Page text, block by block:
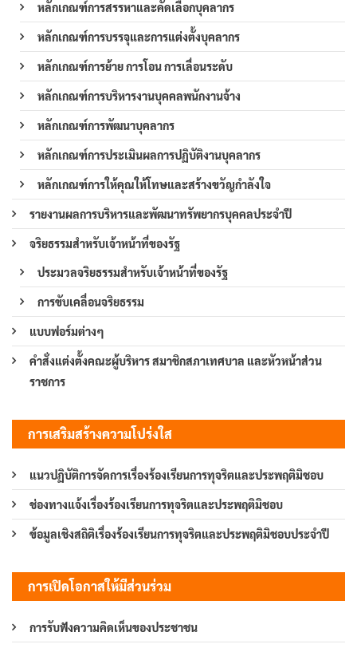
หลักเกณฑ์การสรรหาและคัดเลือกบุคลากร
หลักเกณฑ์การบรรจุและการแต่งตั้งบุคลากร
หลักเกณฑ์การย้าย การโอน การเลื่อนระดับ
หลักเกณฑ์การบริหารงานบุคคลพนักงานจ้าง
หลักเกณฑ์การพัฒนาบุคลากร
หลักเกณฑ์การประเมินผลการปฏิบัติงานบุคลากร
หลักเกณฑ์การให้คุณให้โทษและสร้างขวัญกำลังใจ
รายงานผลการบริหารและพัฒนาทรัพยากรบุคคลประจำปี
จริยธรรมสำหรับเจ้าหน้าที่ของรัฐ
ประมวลจริยธรรมสำหรับเจ้าหน้าที่ของรัฐ
การขับเคลื่อนจริยธรรม
แบบฟอร์มต่างๆ
คำสั่งแต่งตั้งคณะผู้บริหาร สมาชิกสภาเทศบาล และหัวหน้าส่วน
ราชการ
การเสริมสร้างความโปร่งใส
แนวปฏิบัติการจัดการเรื่องร้องเรียนการทุจริตและประพฤติมิชอบ
ช่องทางแจ้งเรื่องร้องเรียนการทุจริตและประพฤติมิชอบ
ข้อมูลเชิงสถิติเรื่องร้องเรียนการทุจริตและประพฤติมิชอบประจำปี
การเปิดโอกาสให้มีส่วนร่วม
การรับฟังความคิดเห็นของประชาชน